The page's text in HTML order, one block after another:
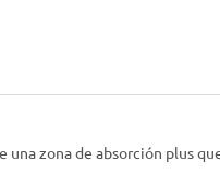
zona de absorción plus